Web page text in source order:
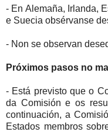
- En Alemaña, Irlanda,
e Suecia obsérvanse
- Non se observan
Próximos pasos no
- Está previsto que o
da Comisión e os
continuación, a
Estados membros